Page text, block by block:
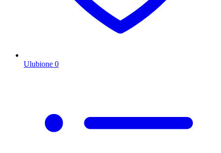
Ulubione 0